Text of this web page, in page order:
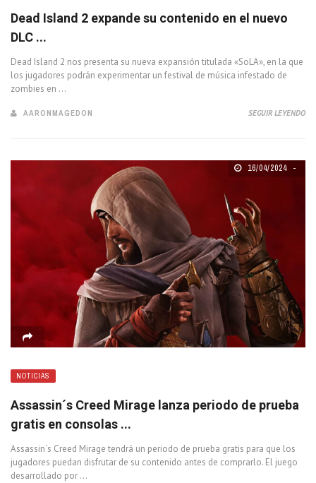
Dead Island 2 expande su contenido en el nuevo
DLC ...
Dead Island 2 nos presenta su nueva expansión titulada «SoLA», en la que
los jugadores podrán experimentar un festival de música infestado de
zombies en ...
AARONMAGEDON SEGUIR LEYENDO
16/04/2024
NOTICIAS
Assassin´s Creed Mirage lanza periodo de prueba
gratis en consolas ...
Assassin´s Creed Mirage tendrá un periodo de prueba gratis para que los
jugadores puedan disfrutar de su contenido antes de comprarlo. El juego
desarrollado por ...